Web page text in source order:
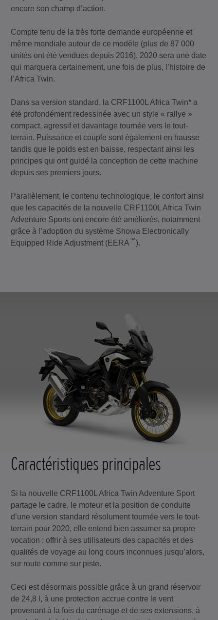
encore son champ d’action.
Compte tenu de la très forte demande européenne et
même mondiale autour de ce modèle (plus de 87 000
unités ont été vendues depuis 2016), 2020 sera une date
qui marquera certainement, une fois de plus, l’histoire de
l’Africa Twin.
Dans sa version standard, la CRF1100L Africa Twin* a
été profondément redessinée avec un style « rallye »
compact, agressif et davantage tournée vers le tout-
terrain. Puissance et couple sont également en hausse
tandis que le poids est en baisse, respectant ainsi les
principes qui ont guidé la conception de cette machine
depuis ses premiers jours.
Parallèlement, le contenu technologique, le confort ainsi
que les capacités de la nouvelle CRF1100L Africa Twin
Adventure Sports ont encore été améliorés, notamment
grâce à l’adoption du système Showa Electronically
Equipped Ride Adjustment (EERA™).
Caractéristiques principales
Si la nouvelle CRF1100L Africa Twin Adventure Sport
partage le cadre, le moteur et la position de conduite
d’une version standard résolument tournée vers le tout-
terrain pour 2020, elle entend bien assumer sa propre
vocation : offrir à ses utilisateurs des capacités et des
qualités de voyage au long cours inconnues jusqu’alors,
sur route comme sur piste.
Ceci est désormais possible grâce à un grand réservoir
de 24,8 l, à une protection accrue contre le vent
provenant à la fois du carénage et de ses extensions, à